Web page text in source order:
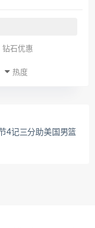
钻石优惠
热度
4记三分助美国男篮